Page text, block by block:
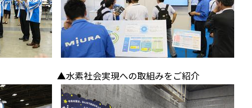
▲水素社会実現への取組みをご紹介